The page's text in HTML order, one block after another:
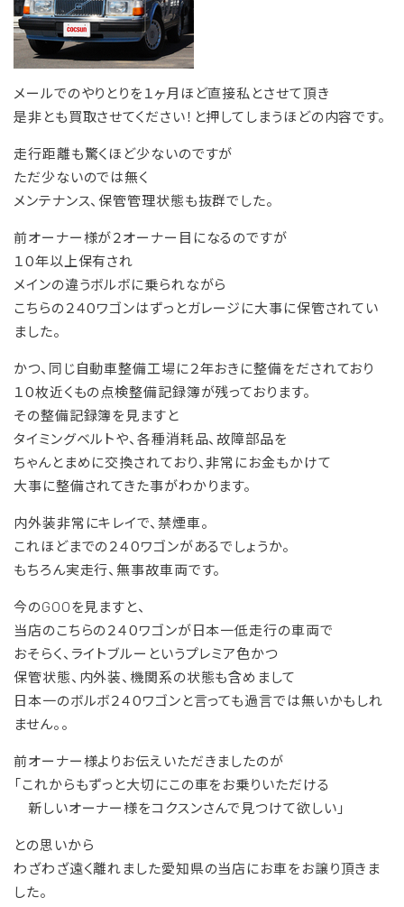
メールでのやりとりを１ヶ月ほど直接私とさせて頂き
是非とも買取させてください！と押してしまうほどの内容です。
走行距離も驚くほど少ないのですが
ただ少ないのでは無く
メンテナンス、保管管理状態も抜群でした。
前オーナー様が２オーナー目になるのですが
１０年以上保有され
メインの違うボルボに乗られながら
こちらの２４０ワゴンはずっとガレージに大事に保管されてい
ました。
かつ、同じ自動車整備工場に２年おきに整備をだされており
１０枚近くもの点検整備記録簿が残っております。
その整備記録簿を見ますと
タイミングベルトや、各種消耗品、故障部品を
ちゃんとまめに交換されており、非常にお金もかけて
大事に整備されてきた事がわかります。
内外装非常にキレイで、禁煙車。
これほどまでの２４０ワゴンがあるでしょうか。
もちろん実走行、無事故車両です。
今のGOOを見ますと、
当店のこちらの２４０ワゴンが日本一低走行の車両で
おそらく、ライトブルーというプレミア色かつ
保管状態、内外装、機関系の状態も含めまして
日本一のボルボ２４０ワゴンと言っても過言では無いかもしれ
ません。。
前オーナー様よりお伝えいただきましたのが
「これからもずっと大切にこの車をお乗りいただける
新しいオーナー様をコクスンさんで見つけて欲しい」
との思いから
わざわざ遠く離れました愛知県の当店にお車をお譲り頂きま
した。